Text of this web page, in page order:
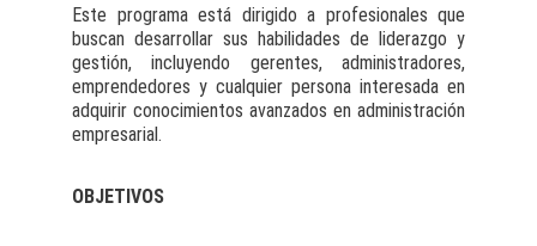
Este programa está dirigido a profesionales que
buscan desarrollar sus habilidades de liderazgo y
gestión, incluyendo gerentes, administradores,
emprendedores y cualquier persona interesada en
adquirir conocimientos avanzados en administración
empresarial.
OBJETIVOS